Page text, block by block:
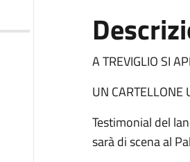
A TREVIGLIO SI
UN CARTELLONE
Testimonial del
sarà di scena al